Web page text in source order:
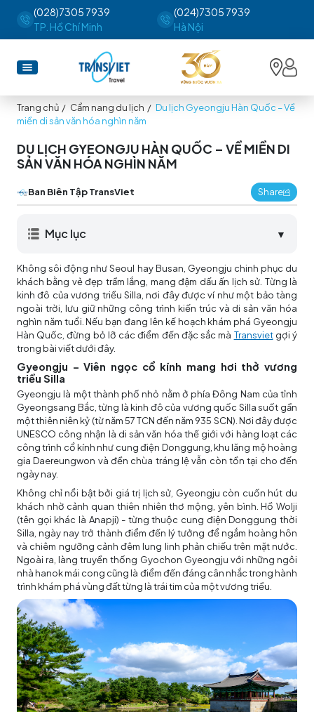
(028)7305 7939
TP. Hồ Chí Minh
(024)7305 7939
Hà Nội
Trang chủ / Cẩm nang du lịch / Du lịch Gyeongju Hàn Quốc – Về
miền di sản văn hóa nghìn năm
DU LỊCH GYEONGJU HÀN QUỐC – VỀ MIỀN DI
SẢN VĂN HÓA NGHÌN NĂM
Ban Biên Tập TransViet Share
Mục lục ▼
Không sôi động như Seoul hay Busan, Gyeongju chinh phục du
khách bằng vẻ đẹp trầm lắng, mang đậm dấu ấn lịch sử. Từng là
kinh đô của vương triều Silla, nơi đây được ví như một bảo tàng
ngoài trời, lưu giữ những công trình kiến trúc và di sản văn hóa
nghìn năm tuổi. Nếu bạn đang lên kế hoạch khám phá Gyeongju
Hàn Quốc, đừng bỏ lỡ các điểm đến đặc sắc mà Transvietgợi ý
trong bài viết dưới đây.
Gyeongju – Viên ngọc cổ kính mang hơi thở vương
triều Silla
Gyeongju là một thành phố nhỏ nằm ở phía Đông Nam của tỉnh
Gyeongsang Bắc, từng là kinh đô của vương quốc Silla suốt gần
một thiên niên kỷ (từ năm 57 TCN đến năm 935 SCN). Nơi đây được
UNESCO công nhận là di sản văn hóa thế giới với hàng loạt các
công trình cổ kính như cung điện Donggung, khu lăng mộ hoàng
gia Daereungwon và đền chùa tráng lệ vẫn còn tồn tại cho đến
ngày nay.
Không chỉ nổi bật bởi giá trị lịch sử, Gyeongju còn cuốn hút du
khách nhờ cảnh quan thiên nhiên thơ mộng, yên bình. Hồ Wolji
(tên gọi khác là Anapji) - từng thuộc cung điện Donggung thời
Silla, ngày nay trở thành điểm đến lý tưởng để ngắm hoàng hôn
và chiêm ngưỡng cảnh đêm lung linh phản chiếu trên mặt nước.
Ngoài ra, làng truyền thống Gyochon Gyeongju với những ngôi
nhà hanok mái cong cũng là điểm đến đáng cân nhắc trong hành
trình khám phá vùng đất từng là trái tim của một vương triều.